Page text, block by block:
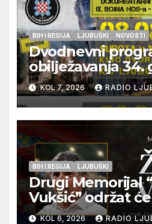
BIH I REGIJA LJUBUŠKI NOVOSTI
Dvodnevni
obilježavanja 34.
pogibije
Kraljevića i
pripadnika HOS-a
KOL 7, 2026 RADIO
BIH I REGIJA LJUBUŠKI
Drugi Memorijal
Vukšić” održat
12. kolovoza u
KOL 6, 2026 RADIO